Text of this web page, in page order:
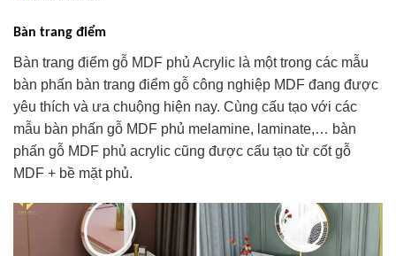
Bàn trang điểm
Bàn trang điểm gỗ MDF phủ Acrylic là một trong các mẫu
bàn phấn bàn trang điểm gỗ công nghiệp MDF đang được
yêu thích và ưa chuộng hiện nay. Cùng cấu tạo với các
mẫu bàn phấn gỗ MDF phủ melamine, laminate,… bàn
phấn gỗ MDF phủ acrylic cũng được cấu tạo từ cốt gỗ
MDF + bề mặt phủ.